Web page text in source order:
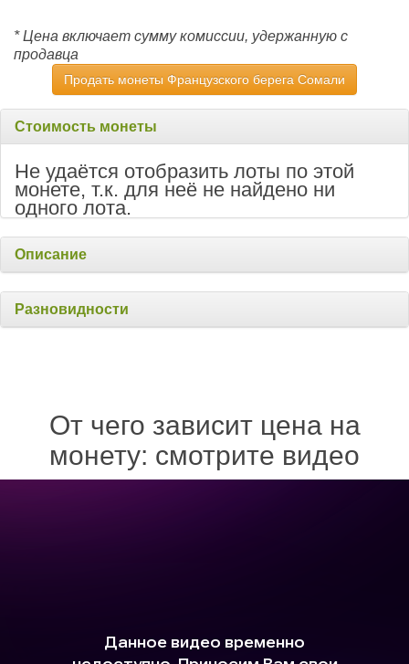
* Цена включает сумму комиссии, удержанную с
продавца
Продать монеты Французского берега Сомали
Стоимость монеты
Не удаётся отобразить лоты по этой
монете, т.к. для неё не найдено ни
одного лота.
Описание
Разновидности
От чего зависит цена на
монету: смотрите видео